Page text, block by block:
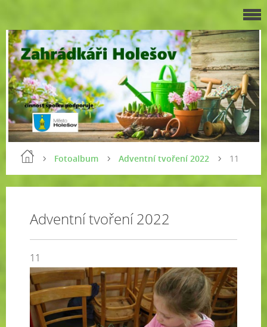
Fotoalbum Adventní tvoření 2022 11
Adventní tvoření 2022
11